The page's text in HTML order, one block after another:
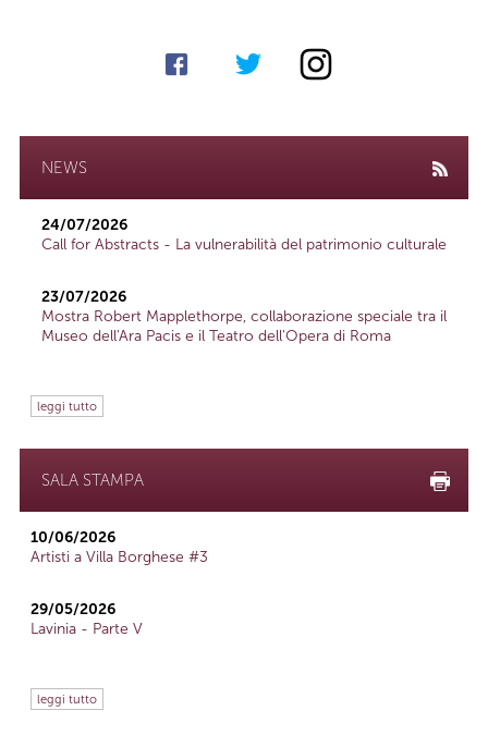
NEWS
24/07/2026
Call for Abstracts - La vulnerabilità del patrimonio culturale
23/07/2026
Mostra Robert Mapplethorpe, collaborazione speciale tra il
Museo dell'Ara Pacis e il Teatro dell'Opera di Roma
leggi tutto
SALA STAMPA
10/06/2026
Artisti a Villa Borghese #3
29/05/2026
Lavinia - Parte V
leggi tutto